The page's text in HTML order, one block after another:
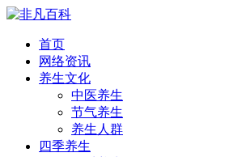
首页
网络资讯
养生文化
中医养生
节气养生
养生人群
四季养生